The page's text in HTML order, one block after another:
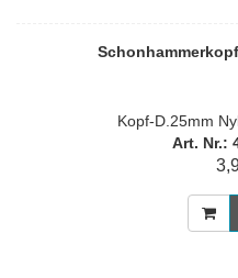
Kopf-D.25mm
Art. Nr.: